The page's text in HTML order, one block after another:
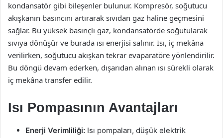
kondansatör gibi bileşenler bulunur. Kompresör, soğutucu
akışkanın basıncını artırarak sıvıdan gaz haline geçmesini
sağlar. Bu yüksek basınçlı gaz, kondansatörde soğutularak
sıvıya dönüşür ve burada ısı enerjisi salınır. Isı, iç mekâna
verilirken, soğutucu akışkan tekrar evaparatöre yönlendirilir.
Bu döngü devam ederken, dışarıdan alınan ısı sürekli olarak
iç mekâna transfer edilir.
Isı Pompasının Avantajları
Enerji Verimliliği: Isı pompaları, düşük elektrik